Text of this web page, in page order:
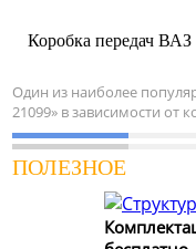
Коробка передач ВАЗ
Один из наиболее
21099» в зависимости от
ПОЛЕЗНОЕ